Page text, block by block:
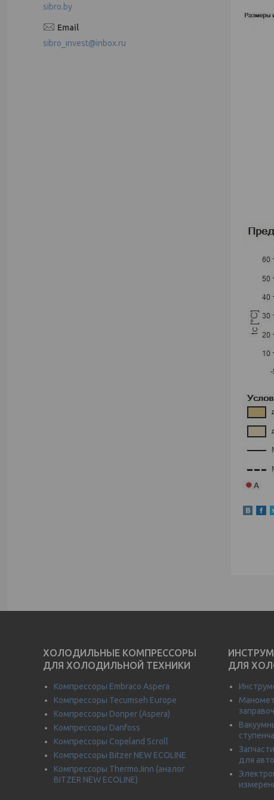
sibro.by
sibro_invest@inbox.ru
ХОЛОДИЛЬНЫЕ КОМПРЕССОРЫ
ДЛЯ ХОЛОДИЛЬНОЙ ТЕХНИКИ
Компрессоры Embraco Aspera
Компрессоры Tecumseh Europe
Компрессоры Donper (Aspera)
Компрессоры Danfoss
Компрессоры Copeland Scroll
Компрессоры Bitzer NEW ECOLINE
Компрессоры ThermoJinn (аналог
BITZER NEW ECOLINE)
ДЛЯ
для